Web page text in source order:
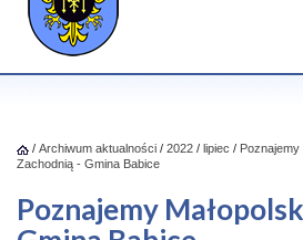
/ Archiwum aktualności / 2022 / lipiec / Poznajemy
Zachodnią - Gmina Babice
Poznajemy